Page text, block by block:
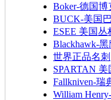
Boker-德国博
BUCK-美国
ESEE 美国丛
Blackhawk-黑
世界正品名刺
SPARTAN
Fallkniven-瑞
William